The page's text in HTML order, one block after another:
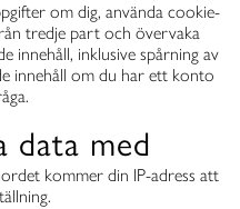
om dig, använda cookie-
tredje part och övervaka
innehåll, inklusive spårning av
innehåll om du har ett konto
data med
kommer din IP-adress att